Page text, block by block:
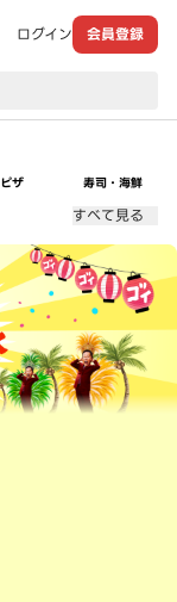
ログイン 会員登録
ピザ 寿司・海鮮
すべて見る